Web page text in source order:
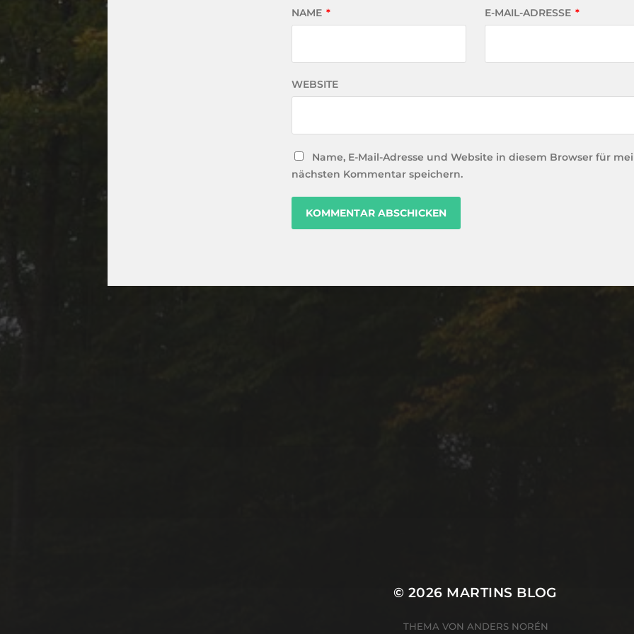
NAME * E-MAIL-ADRESSE *
WEBSITE
Name, E-Mail-Adresse und Website in diesem Browser für
nächsten Kommentar speichern.
© 2026 MARTINS BLOG
THEMA VON ANDERS NORÉN